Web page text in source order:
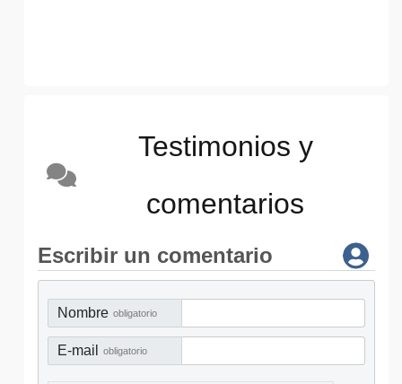
Testimonios y
comentarios
Escribir un comentario
Nombre obligatorio
E-mail obligatorio